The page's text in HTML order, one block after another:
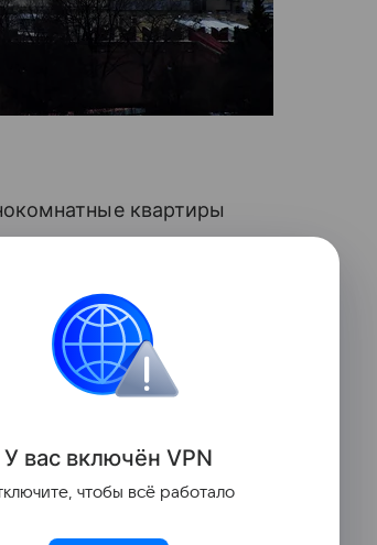
квартиры
привело к росту
объектов
на студии снизились
года по февраль
административного
У вас включён VPN
чтобы всё работало